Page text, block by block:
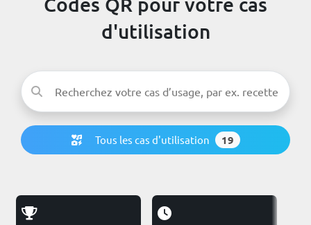
d'utilisation
Tous les cas d'utilisation 19